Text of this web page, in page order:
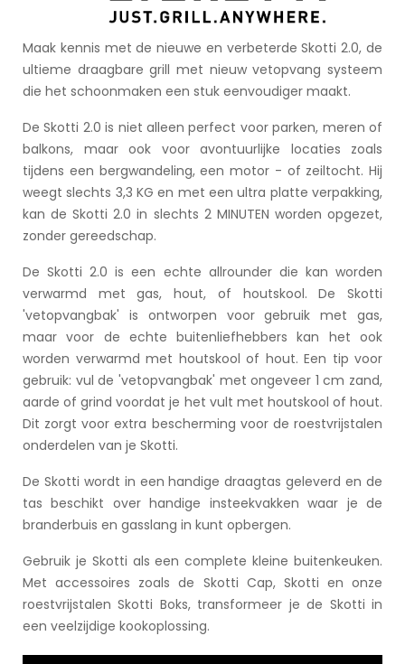
Maak kennis met de nieuwe en verbeterde Skotti 2.0, de
ultieme draagbare grill met nieuw vetopvang systeem
die het schoonmaken een stuk eenvoudiger maakt.
De Skotti 2.0 is niet alleen perfect voor parken, meren of
balkons, maar ook voor avontuurlijke locaties zoals
tijdens een bergwandeling, een motor - of zeiltocht. Hij
weegt slechts 3,3 KG en met een ultra platte verpakking,
kan de Skotti 2.0 in slechts 2 MINUTEN worden opgezet,
zonder gereedschap.
De Skotti 2.0 is een echte allrounder die kan worden
verwarmd met gas, hout, of houtskool. De Skotti
'vetopvangbak' is ontworpen voor gebruik met gas,
maar voor de echte buitenliefhebbers kan het ook
worden verwarmd met houtskool of hout. Een tip voor
gebruik: vul de 'vetopvangbak' met ongeveer 1 cm zand,
aarde of grind voordat je het vult met houtskool of hout.
Dit zorgt voor extra bescherming voor de roestvrijstalen
onderdelen van je Skotti.
De Skotti wordt in een handige draagtas geleverd en de
tas beschikt over handige insteekvakken waar je de
branderbuis en gasslang in kunt opbergen.
Gebruik je Skotti als een complete kleine buitenkeuken.
Met accessoires zoals de Skotti Cap, Skotti en onze
roestvrijstalen Skotti Boks, transformeer je de Skotti in
een veelzijdige kookoplossing.